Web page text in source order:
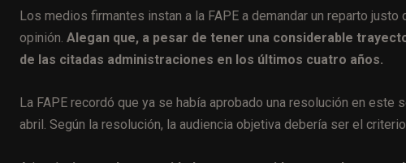
Los medios firmantes instan a la FAPE a demandar un reparto
opinión. Alegan que, a pesar de tener una considerable
de las citadas administraciones en los últimos cuatro años.
La FAPE recordó que ya se había aprobado una resolución en este
abril. Según la resolución, la audiencia objetiva debería ser el